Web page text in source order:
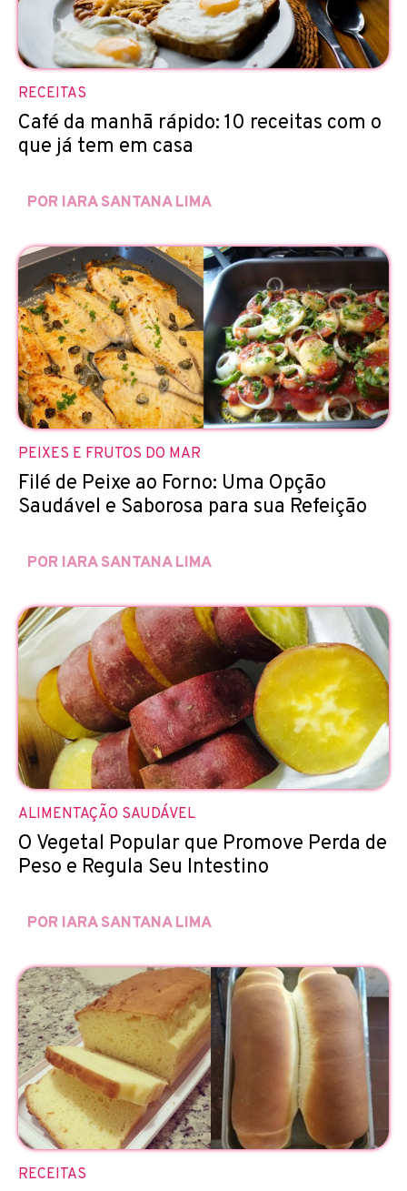
RECEITAS
Café da manhã rápido: 10 receitas com o
que já tem em casa
POR IARA SANTANA LIMA
PEIXES E FRUTOS DO MAR
Filé de Peixe ao Forno: Uma Opção
Saudável e Saborosa para sua Refeição
POR IARA SANTANA LIMA
ALIMENTAÇÃO SAUDÁVEL
O Vegetal Popular que Promove Perda de
Peso e Regula Seu Intestino
POR IARA SANTANA LIMA
RECEITAS